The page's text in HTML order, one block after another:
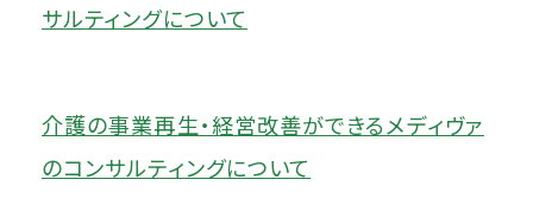
サルティングについて
介護の事業再生・経営改善ができるメディヴァ
のコンサルティングについて